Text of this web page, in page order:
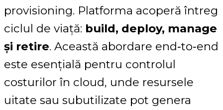
provisioning. Platforma acoperă întreg
ciclul de viață: build, deploy, manage
și retire. Această abordare end‑to‑end
este esențială pentru controlul
costurilor în cloud, unde resursele
uitate sau subutilizate pot genera